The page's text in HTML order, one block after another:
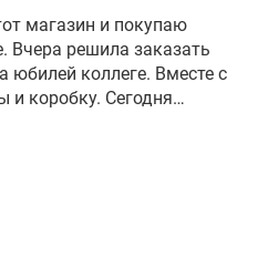
магазин и покупаю
Вчера решила заказать
коллеге. Вместе с
коробку. Сегодня
изумительно! На работе
спасибо за